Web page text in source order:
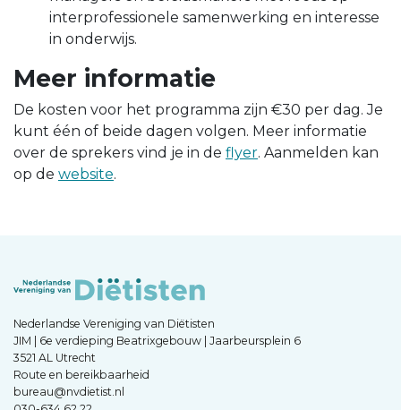
interprofessionele samenwerking en interesse
in onderwijs.
Meer informatie
De kosten voor het programma zijn €30 per dag. Je
kunt één of beide dagen volgen. Meer informatie
over de sprekers vind je in de flyer. Aanmelden kan
op de website.
Nederlandse Vereniging van Diëtisten
JIM | 6e verdieping Beatrixgebouw | Jaarbeursplein 6
3521 AL Utrecht
Route en bereikbaarheid
bureau@nvdietist.nl